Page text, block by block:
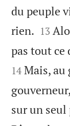
du peuple
rien. 

13
pas tout ce
14 Mais, au
sur un